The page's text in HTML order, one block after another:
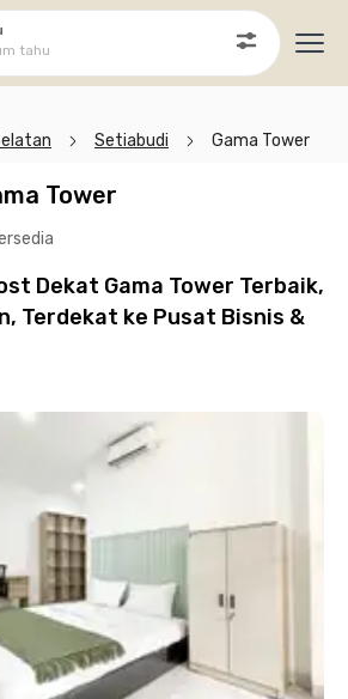
tahu
Setiabudi Gama Tower
Tower
Dekat Gama Tower Terbaik,
Terdekat ke Pusat Bisnis &